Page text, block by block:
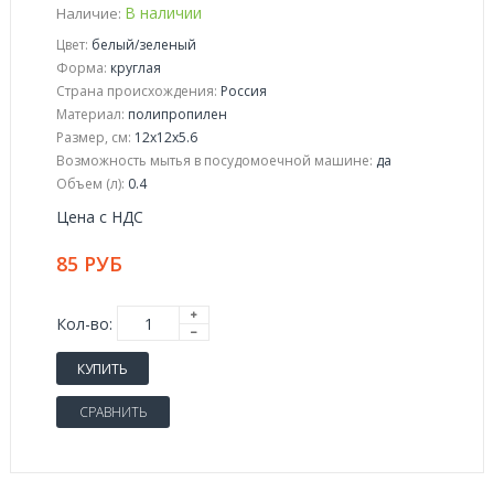
Наличие: В наличии
Цвет: белый/зеленый
Форма: круглая
Страна происхождения: Россия
Материал: полипропилен
Размер, см: 12х12х5.6
Возможность мытья в посудомоечной машине: да
Объем (л): 0.4
Цена с НДС
85 РУБ
Кол-во:
КУПИТЬ
СРАВНИТЬ